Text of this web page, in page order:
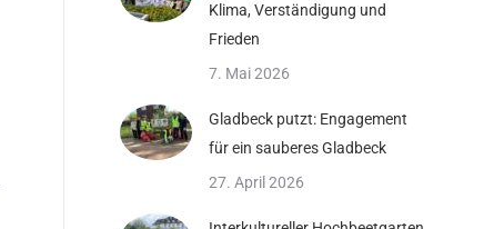
Klima, Verständigung und
Frieden
7. Mai 2026
Gladbeck putzt: Engagement
für ein sauberes Gladbeck
27. April 2026